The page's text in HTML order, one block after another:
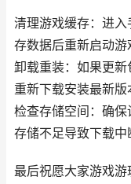
清理游戏缓存：进
存数据后重新启动游
卸载重装：如果更
重新下载安装最新版
检查存储空间：确
存储不足导致下载中
最后祝愿大家游戏游